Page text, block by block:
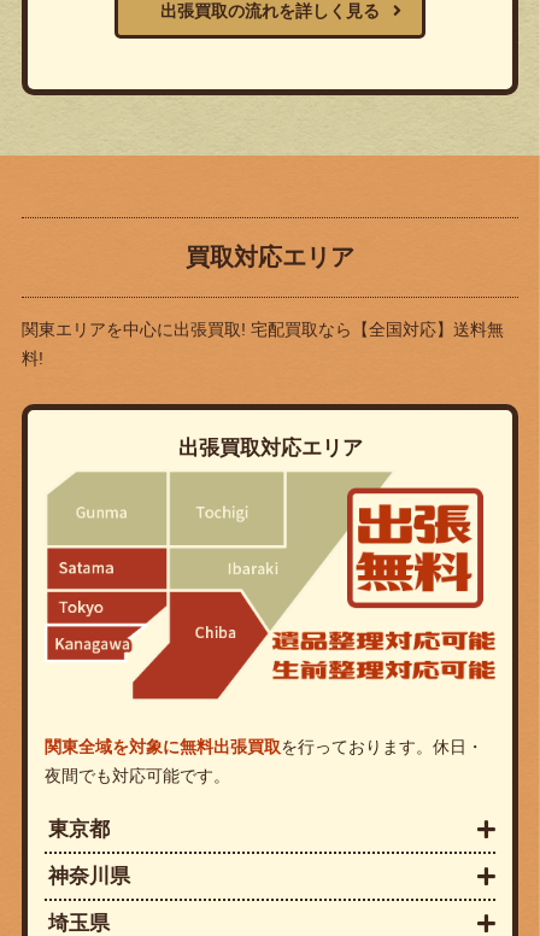
出張買取の流れを詳しく見る
買取対応エリア
関東エリアを中心に出張買取! 宅配買取なら
【全国対応】送料無
料!
出張買取対応エリア
関東全域を対象に無料出張買取を行っております。休日・
夜間でも対応可能です。
東京都
神奈川県
埼玉県